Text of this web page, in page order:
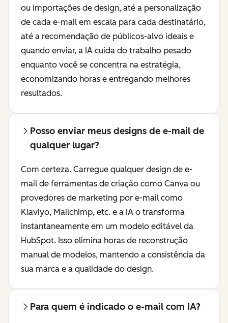
ou importações de design, até a personalização
de cada e-mail em escala para cada destinatário,
até a recomendação de públicos-alvo ideais e
quando enviar, a IA cuida do trabalho pesado
enquanto você se concentra na estratégia,
economizando horas e entregando melhores
resultados.
Posso enviar meus designs de e-mail de
qualquer lugar?
Com certeza. Carregue qualquer design de e-
mail de ferramentas de criação como Canva ou
provedores de marketing por e-mail como
Klaviyo, Mailchimp, etc. e a IA o transforma
instantaneamente em um modelo editável da
HubSpot. Isso elimina horas de reconstrução
manual de modelos, mantendo a consistência da
sua marca e a qualidade do design.
Para quem é indicado o e-mail com IA?